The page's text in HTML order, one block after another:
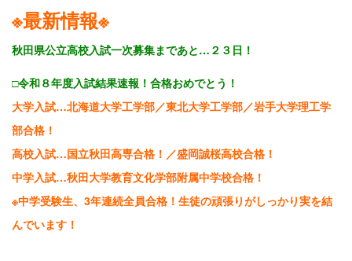
※最新情報※
秋田県公立高校入試一次募集まであと…２３日！
□令和８年度入試結果速報！合格おめでとう！
大学入試…北海道大学工学部／東北大学工学部／岩手大学理工学
部合格！
高校入試…国立秋田高専合格！／盛岡誠桜高校合格！
中学入試…秋田大学教育文化学部附属中学校合格！
※中学受験生、3年連続全員合格！生徒の頑張りがしっかり実を結
んでいます！